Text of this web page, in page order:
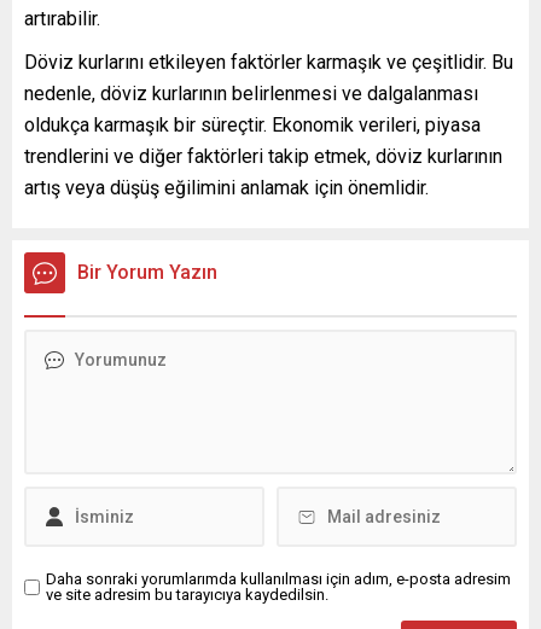
artırabilir.
Döviz kurlarını etkileyen faktörler karmaşık ve çeşitlidir. Bu
nedenle, döviz kurlarının belirlenmesi ve dalgalanması
oldukça karmaşık bir süreçtir. Ekonomik verileri, piyasa
trendlerini ve diğer faktörleri takip etmek, döviz kurlarının
artış veya düşüş eğilimini anlamak için önemlidir.
Bir Yorum Yazın
Daha sonraki yorumlarımda kullanılması için adım, e-posta adresim
ve site adresim bu tarayıcıya kaydedilsin.